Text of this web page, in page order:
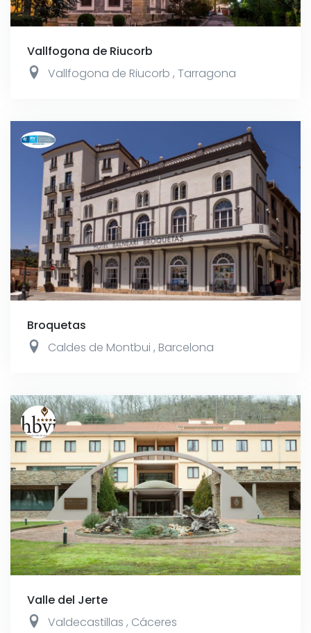
Vallfogona de Riucorb
Vallfogona de Riucorb , Tarragona
Broquetas
Caldes de Montbui , Barcelona
Valle del Jerte
Valdecastillas , Cáceres